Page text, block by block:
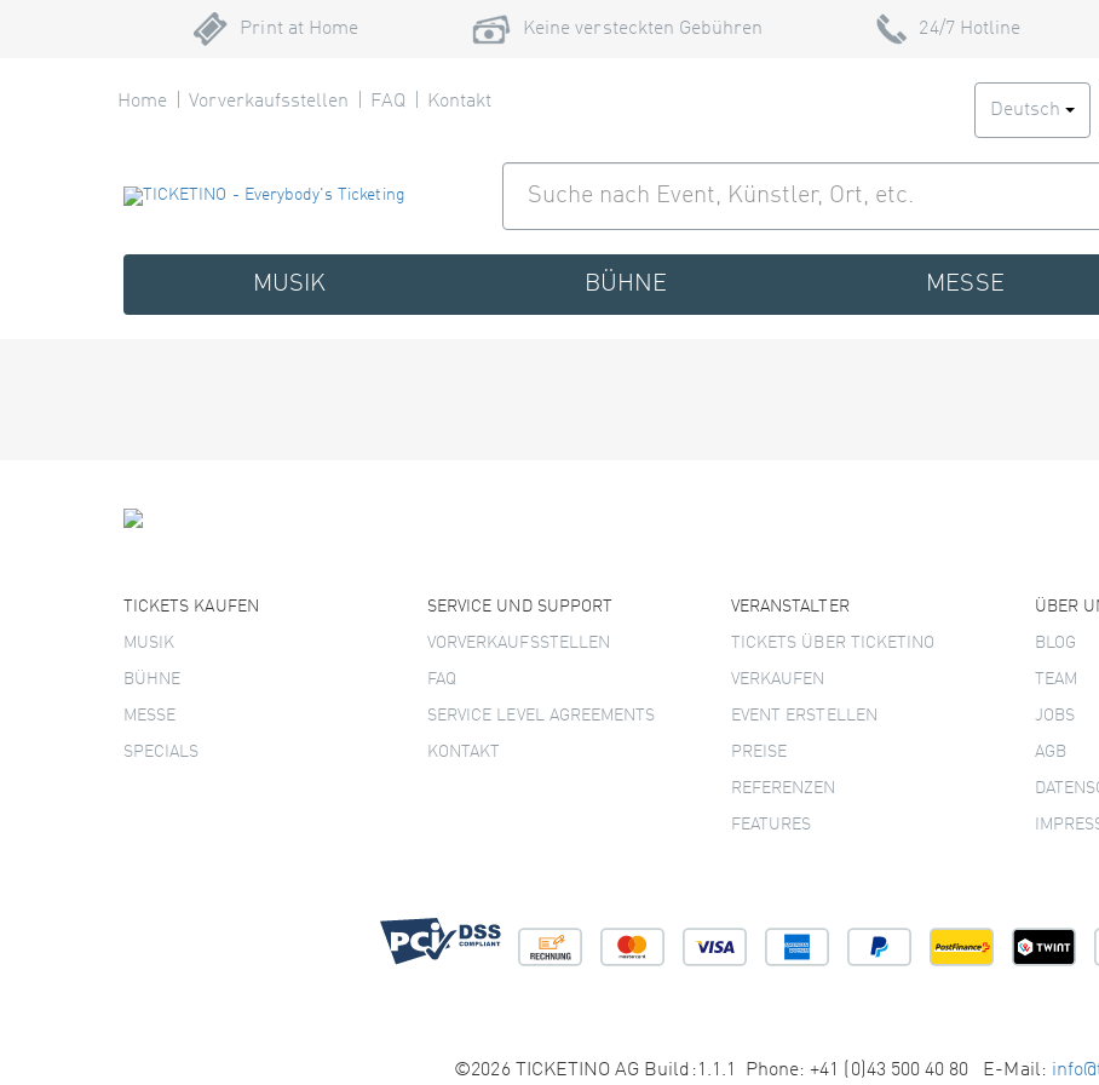
Print at Home Keine versteckten Gebühren 24/7 Hotline
Home Vorverkaufsstellen FAQ Kontakt Deutsch
MUSIK BÜHNE MESSE
TICKETS KAUFEN
MUSIK
BÜHNE
MESSE
SPECIALS
SERVICE UND SUPPORT
VORVERKAUFSSTELLEN
FAQ
SERVICE LEVEL AGREEMENTS
KONTAKT
VERANSTALTER
TICKETS ÜBER TICKETINO
VERKAUFEN
EVENT ERSTELLEN
PREISE
REFERENZEN
FEATURES
ÜBER
BLOG
TEAM
JOBS
AGB
©2026 TICKETINO AG Build:1.1.1 Phone: +41 (0)43 500 40 80 E-Mail: